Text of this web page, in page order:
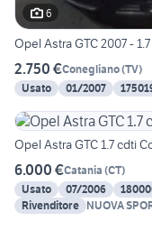
6
Opel Astra GTC 2007 -
2.750 €Conegliano(TV)
Usato
01/2007
Opel Astra GTC 1.7 cdti
6.000 €Catania (CT)
Usato
07/2006
Rivenditore NUOVA